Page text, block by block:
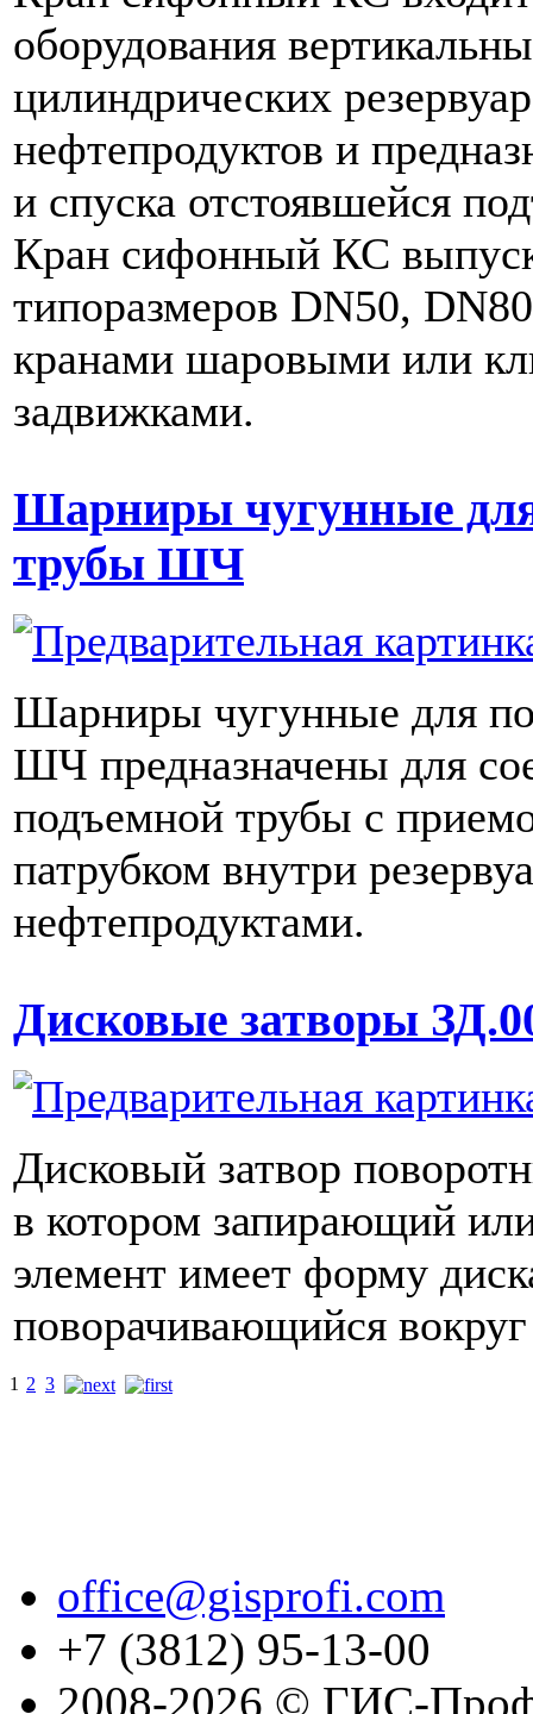
оборудования
цилиндрических
нефтепродуктов и
и спуска отстоявшейся
Кран сифонный КС
типоразмеров DN50,
кранами шаровыми или
задвижками.
Шарниры чугунные
трубы ШЧ
Шарниры чугунные для
ШЧ предназначены для
подъемной трубы с
патрубком внутри
нефтепродуктами.
Дисковые затворы
Дисковый затвор
в котором запирающий
элемент имеет форму
поворачивающийся
1 2 3
office@gisprofi.com
+7 (3812) 95-13-00
2008-2026 © ГИС-